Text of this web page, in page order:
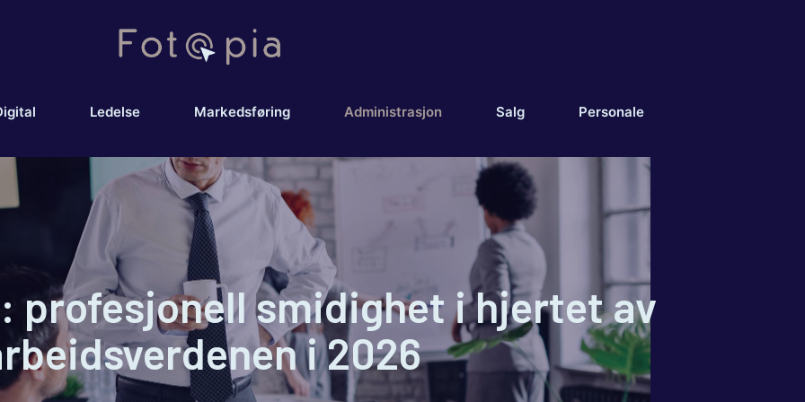
Ledelse Markedsføring Administrasjon Salg Personale
profesjonell smidighet i hjertet av
i 2026